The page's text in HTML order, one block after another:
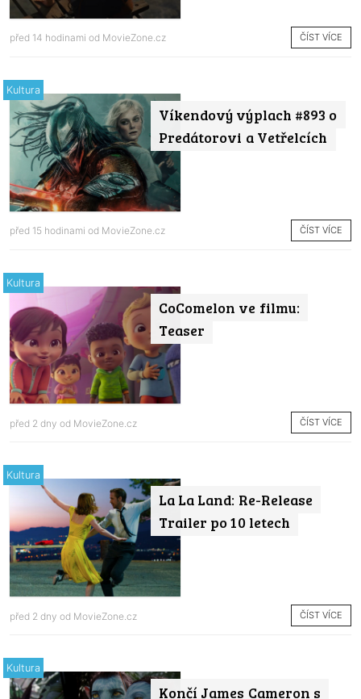
před 14 hodinami od MovieZone.cz ČÍST VÍCE
Víkendový výplach #893 o
Predátorovi a Vetřelcích
Kultura
před 15 hodinami od MovieZone.cz ČÍST VÍCE
CoComelon ve filmu:
Teaser
Kultura
před 2 dny od MovieZone.cz ČÍST VÍCE
La La Land: Re-Release
Trailer po 10 letech
Kultura
před 2 dny od MovieZone.cz ČÍST VÍCE
Končí James Cameron s
Kultura